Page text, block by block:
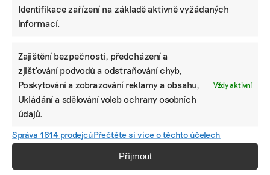
Identifikace zařízení na základě aktivně vyžádaných
informací.
Zajištění bezpečnosti, předcházení a
zjišťování podvodů a odstraňování chyb,
Poskytování a zobrazování reklamy a obsahu,
Ukládání a sdělování voleb ochrany osobních
údajů.
Vždy aktivní
Správa 1814 prodejcůPřečtěte si více o těchto účelech
Příjmout
PRÁCE, KTERÁ ZLEPŠÍ SVĚT
mutualus
udržitelnosti